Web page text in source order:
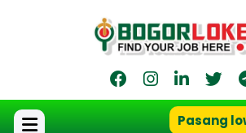
Pasang